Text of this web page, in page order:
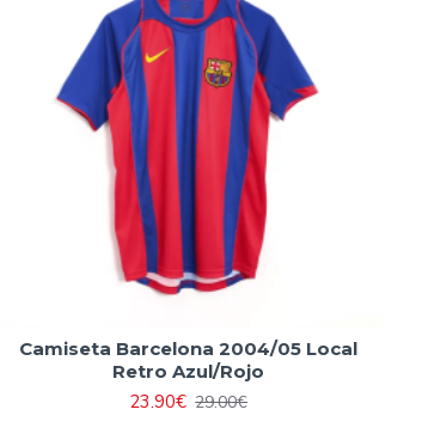
Camiseta Barcelona 2004/05 Local
Retro Azul/Rojo
23.90€ 29.00€